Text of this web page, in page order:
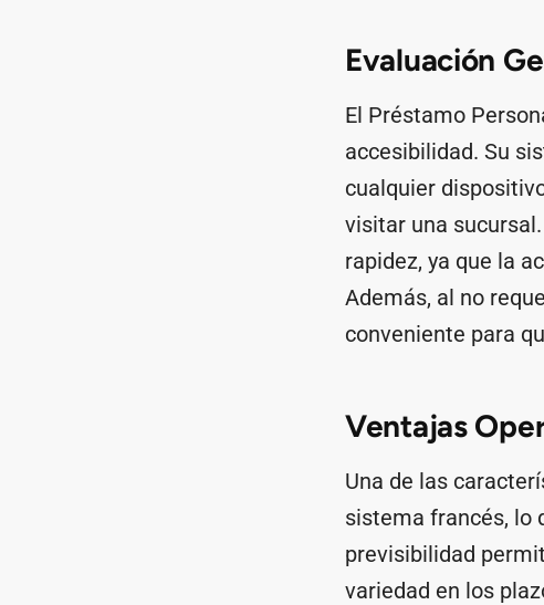
Evaluación
El Préstamo
accesibilidad. Su
cualquier
visitar una
rapidez, ya que la
Además, al no
conveniente para
Ventajas
Una de las
sistema francés, lo
previsibilidad
variedad en los